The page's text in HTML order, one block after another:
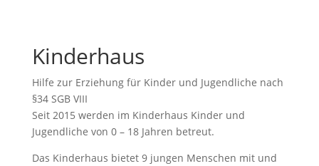
Kinderhaus
Hilfe zur Erziehung für Kinder und Jugendliche nach
§34 SGB VIII
Seit 2015 werden im Kinderhaus Kinder und
Jugendliche von 0 – 18 Jahren betreut.
Das Kinderhaus bietet 9 jungen Menschen mit und